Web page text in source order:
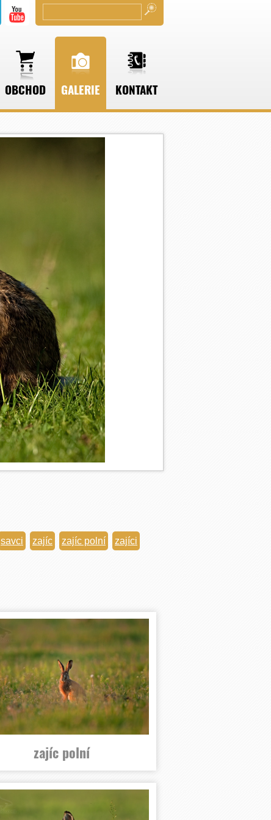
OBCHOD GALERIE KONTAKT
savci zajíc zajíc polní
zajíci
zajíc polní